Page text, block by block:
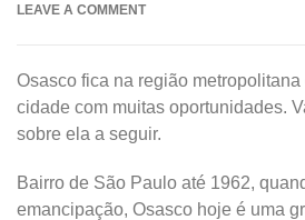
LEAVE A COMMENT
Osasco fica na região
cidade com muitas oportunidades.
sobre ela a seguir.
Bairro de São Paulo até 1962,
emancipação, Osasco hoje é uma